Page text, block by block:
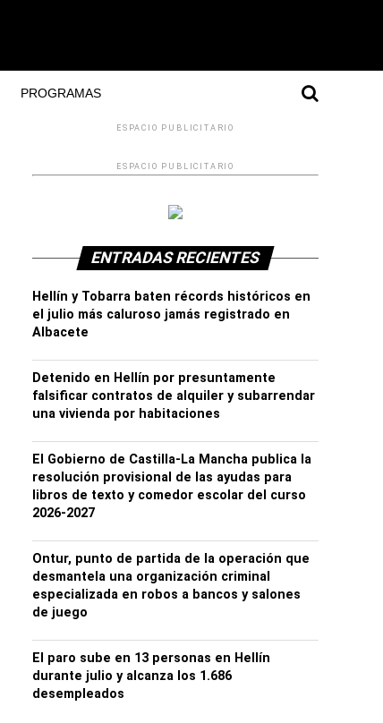
PROGRAMAS
ESPACIO PUBLICITARIO
ESPACIO PUBLICITARIO
ENTRADAS RECIENTES
Hellín y Tobarra baten récords históricos en
el julio más caluroso jamás registrado en
Albacete
Detenido en Hellín por presuntamente
falsificar contratos de alquiler y subarrendar
una vivienda por habitaciones
El Gobierno de Castilla-La Mancha publica la
resolución provisional de las ayudas para
libros de texto y comedor escolar del curso
2026-2027
Ontur, punto de partida de la operación que
desmantela una organización criminal
especializada en robos a bancos y salones
de juego
El paro sube en 13 personas en Hellín
durante julio y alcanza los 1.686
desempleados